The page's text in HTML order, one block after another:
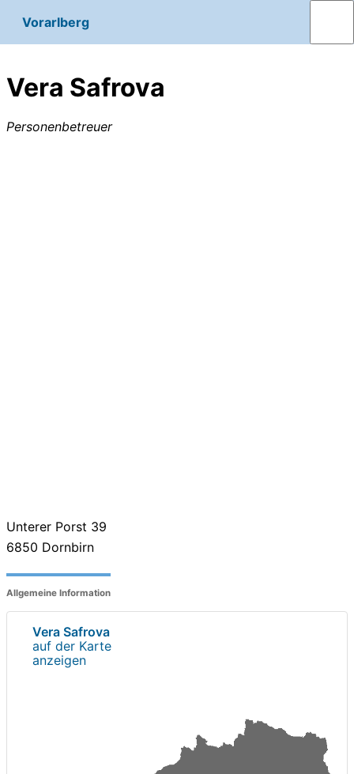
Vorarlberg
Vera Safrova
Personenbetreuer
Unterer Porst 39
6850 Dornbirn
Allgemeine Information
Vera Safrova
auf der Karte
anzeigen